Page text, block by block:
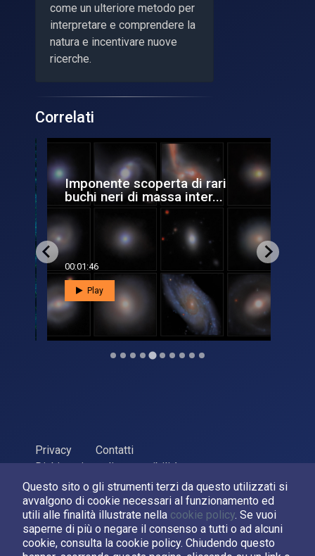
Questo sito o gli strumenti terzi da questo utilizzati si
avvalgono di cookie necessari al funzionamento ed
utili alle finalità illustrate nella cookie policy. Se vuoi
saperne di più o negare il consenso a tutti o ad alcuni
cookie, consulta la cookie policy. Chiudendo questo
come un ulteriore metodo per
interpretare e comprendere la
natura e incentivare nuove
ricerche.
Correlati
Imponente scoperta di rari
buchi neri di massa inter...
00:01:46
Play
Privacy
Contatti
Dichiarazione di accessibilità
ASI Agenzia Spaziale Italiana, 2026. P.Iva 03638121008
Sviluppato daLPM
Seguici su: